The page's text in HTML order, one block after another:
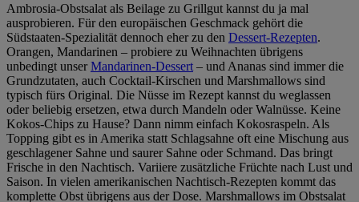
Ambrosia-Obstsalat als Beilage zu Grillgut kannst du ja mal
ausprobieren. Für den europäischen Geschmack gehört die
Südstaaten-Spezialität dennoch eher zu den Dessert-Rezepten.
Orangen, Mandarinen – probiere zu Weihnachten übrigens
unbedingt unserMandarinen-Dessert – und Ananas sind immer die
Grundzutaten, auch Cocktail-Kirschen und Marshmallows sind
typisch fürs Original. Die Nüsse im Rezept kannst du weglassen
oder beliebig ersetzen, etwa durch Mandeln oder Walnüsse. Keine
Kokos-Chips zu Hause? Dann nimm einfach Kokosraspeln. Als
Topping gibt es in Amerika statt Schlagsahne oft eine Mischung aus
geschlagener Sahne und saurer Sahne oder Schmand. Das bringt
Frische in den Nachtisch. Variiere zusätzliche Früchte nach Lust und
Saison. In vielen amerikanischen Nachtisch-Rezepten kommt das
komplette Obst übrigens aus der Dose. Marshmallows im Obstsalat